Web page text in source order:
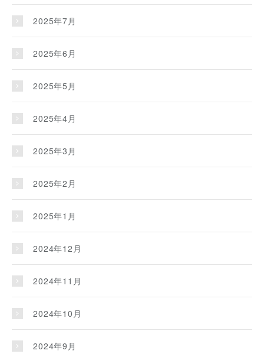
2025年7月
2025年6月
2025年5月
2025年4月
2025年3月
2025年2月
2025年1月
2024年12月
2024年11月
2024年10月
2024年9月